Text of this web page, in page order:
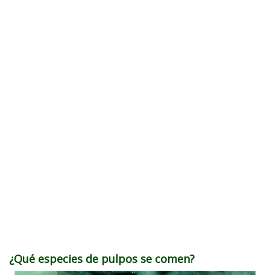
¿Qué especies de pulpos se comen?